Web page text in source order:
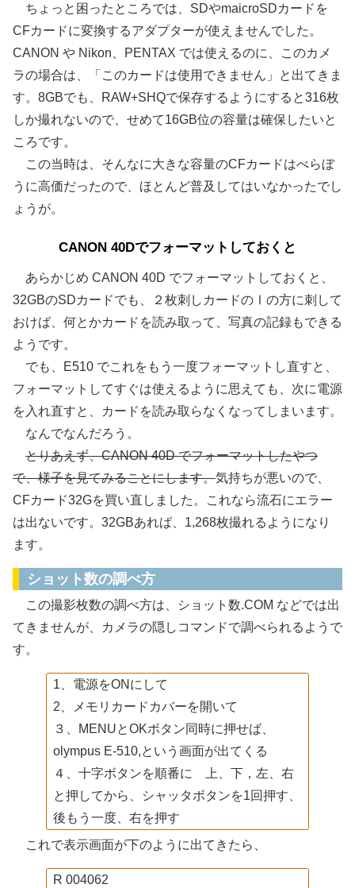
ちょっと困ったところでは、SDやmaicroSDカードを
CFカードに変換するアダプターが使えませんでした。
CANON や Nikon、PENTAX では使えるのに、このカメ
ラの場合は、「このカードは使用できません」と出てきま
す。8GBでも、RAW+SHQで保存するようにすると316枚
しか撮れないので、せめて16GB位の容量は確保したいと
ころです。
この当時は、そんなに大きな容量のCFカードはべらぼ
うに高価だったので、ほとんど普及してはいなかったでし
ょうが。
CANON 40Dでフォーマットしておくと
あらかじめ CANON 40D でフォーマットしておくと、
32GBのSDカードでも、２枚刺しカードのⅠの方に刺して
おけば、何とかカードを読み取って、写真の記録もできる
ようです。
でも、E510 でこれをもう一度フォーマットし直すと、
フォーマットしてすぐは使えるように思えても、次に電源
を入れ直すと、カードを読み取らなくなってしまいます。
なんでなんだろう。
とりあえず、CANON 40D でフォーマットしたやつ
で、様子を見てみることにします。気持ちが悪いので、
CFカード32Gを買い直しました。これなら流石にエラー
は出ないです。32GBあれば、1,268枚撮れるようになり
ます。
ショット数の調べ方
この撮影枚数の調べ方は、ショット数.COM などでは出
てきませんが、カメラの隠しコマンドで調べられるようで
す。
1、電源をONにして
2、メモリカードカバーを開いて
３、MENUとOKボタン同時に押せば、
olympus E-510,という画面が出てくる
４、十字ボタンを順番に 上、下，左、右
と押してから、シャッタボタンを1回押す、
後もう一度、右を押す
これで表示画面が下のように出てきたら、
R 004062